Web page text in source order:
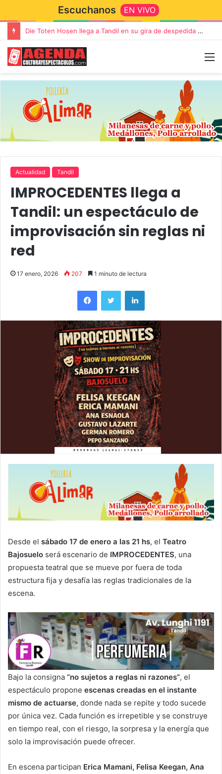
Escuchanos EN VIVO
Die Toten Hosen llega a Tandil en su gira de despedida «Fútbol, Asado, Vino y Adiós Amigos»
Actualidad Tandil
IMPROCEDENTES llega a
Tandil: un espectáculo de
improvisación sin reglas ni
red
17 enero, 2026 207 1 minuto de lectura
Desde el sábado 17 de enero a las 21 hs, el Teatro
Bajosuelo será escenario de IMPROCEDENTES, una
propuesta teatral que se mueve por fuera de toda
estructura fija y desafía las reglas tradicionales de la
escena.
Bajo la consigna “no sujetos a reglas ni razones”, el
espectáculo propone escenas creadas en el instante
mismo de actuarse, donde nada se repite y todo sucede
por única vez. Cada función es irrepetible y se construye
en tiempo real, con el riesgo, la sorpresa y la energía que
solo la improvisación puede ofrecer.
En escena participan Erica Mamani, Felisa Keegan, Ana